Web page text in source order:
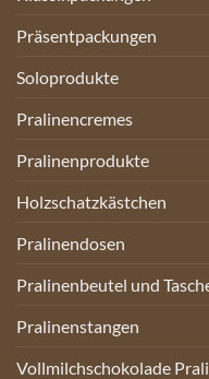
Präsentpackungen
Soloprodukte
Pralinencremes
Pralinenprodukte
Holzschatzkästchen
Pralinendosen
Pralinenbeutel und
Pralinenstangen
Vollmilchschokolade